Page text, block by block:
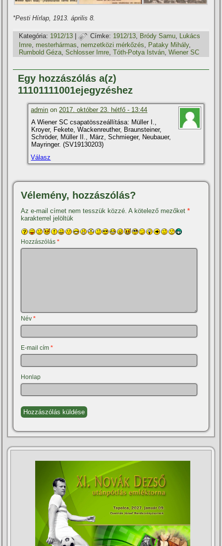
*Pesti Hí­rlap, 1913. április 8.
Kategória: 1912/13 | Címke: 1912/13, Bródy Samu, Lukács
Imre mesterhármas nemzetközi mérkőzés Pataky Mihály,
Rumbold Géza ,Schlosser Imre ,Tóth-Potya István ,Wiener SC
Egy hozzászólás a(z)
11101111001ejegyzéshez
admin on 2017. október 23. hétfő - 13:44
A Wiener SC csapatösszeállí­tása: Müller I.,
Kroyer, Fekete, Wackenreuther, Braunsteiner,
Schröder, Müller II., März, Schmieger, Neubauer,
Mayringer. (SV19130203)
Válasz
Vélemény, hozzászólás?
Az e-mail címet nem tesszük közzé. A kötelező mezőket*
karakterrel jelöltük
Hozzászólás*
Név*
E-mail cím*
Honlap